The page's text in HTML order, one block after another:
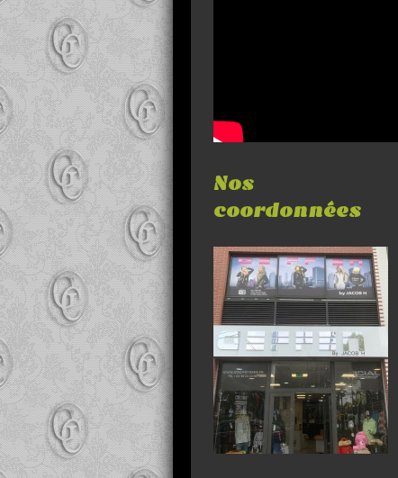
Nos
coordonnées